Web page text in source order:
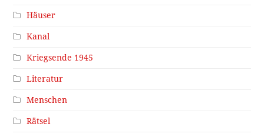
Häuser
Kanal
Kriegsende 1945
Literatur
Menschen
Rätsel